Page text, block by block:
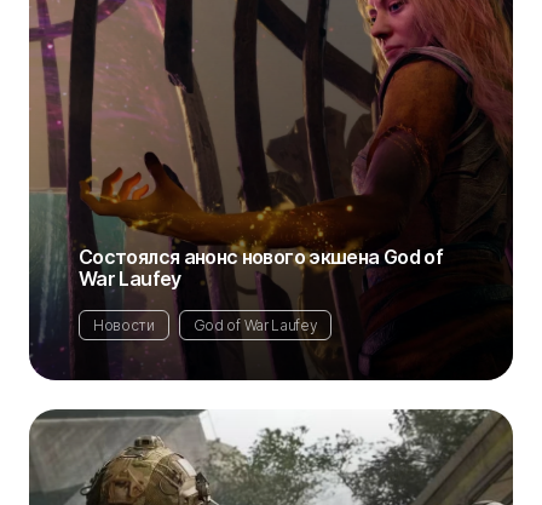
Состоялся анонс нового экшена God of
War Laufey
Новости God of War Laufey